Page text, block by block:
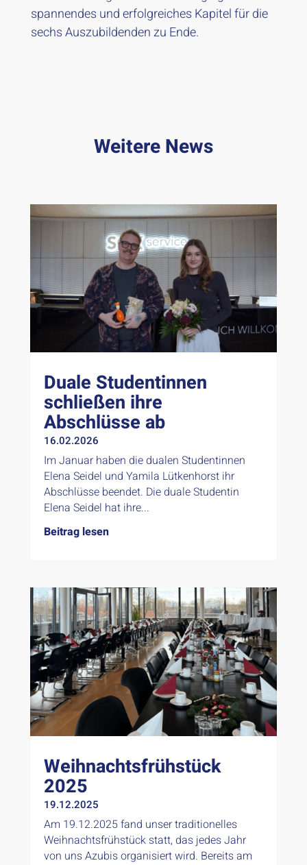
spannendes und erfolgreiches Kapitel für die
sechs Auszubildenden zu Ende.
Weitere News
Duale Studentinnen
schließen ihre
Abschlüsse ab
16.02.2026
Im Januar haben die dualen Studentinnen
Elena Seidel und Yamila Lütkenhorst ihr
Abschlüsse beendet. Die duale Studentin
Elena Seidel hat ihre...
Beitrag lesen
Weihnachtsfrühstück
2025
19.12.2025
Am 19.12.2025 fand unser traditionelles
Weihnachtsfrühstück statt, das jedes Jahr
von uns Azubis organisiert wird. Bereits am